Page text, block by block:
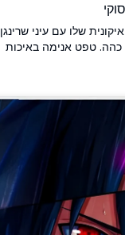
שלו עם עיני שרינגן,
כהה. טפט אנימה באיכות